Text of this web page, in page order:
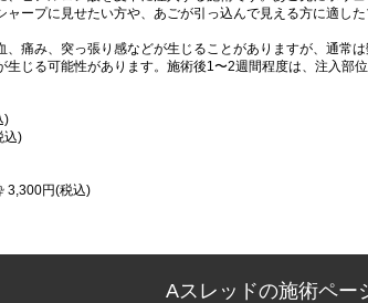
ープに見せたい方や、あごが引っ込んで見える方に適した
、痛み、突っ張り感などが生じることがありますが、通常
じる可能性があります。施術後1〜2週間程度は、注入部
)
込)
3,300円(税込)
Aスレッドの施術ペー